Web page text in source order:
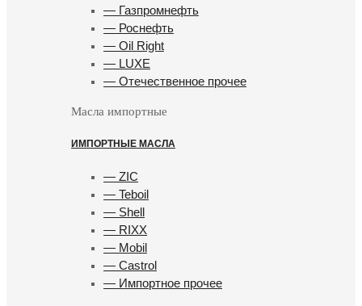
— Газпромнефть
— Роснефть
— Oil Right
— LUXE
— Отечественное прочее
Масла импортные
ИМПОРТНЫЕ МАСЛА
— ZIC
— Teboil
— Shell
— RIXX
— Mobil
— Castrol
— Импортное прочее